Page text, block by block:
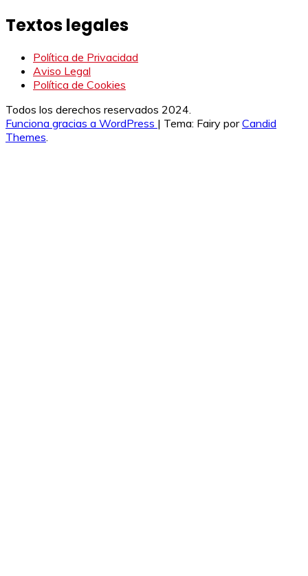
Textos legales
Política de Privacidad
Aviso Legal
Política de Cookies
Todos los derechos reservados 2024.
Funciona gracias a WordPress | Tema: Fairy porCandid
Themes.